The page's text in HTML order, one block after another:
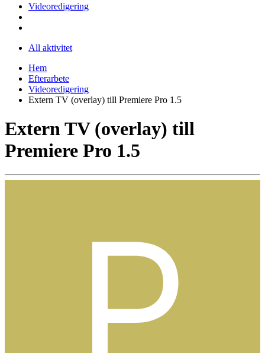
Videoredigering
All aktivitet
Hem
Efterarbete
Videoredigering
Extern TV (overlay) till Premiere Pro 1.5
Extern TV (overlay) till
Premiere Pro 1.5